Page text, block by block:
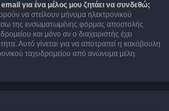
για ένα μέλος μου ζητάει να συνδεθώ;
να στείλουν μήνυμα ηλεκτρονικού
της ενσωματωμένης φόρμας αποστολής
και μόνο αν ο διαχειριστής έχει
Αυτό γίνεται για να αποτραπεί η κακόβουλη
ταχυδρομείου από ανώνυμα μέλη.